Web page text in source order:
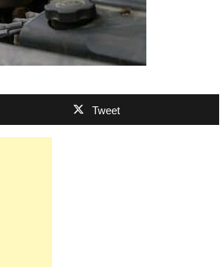
Tweet